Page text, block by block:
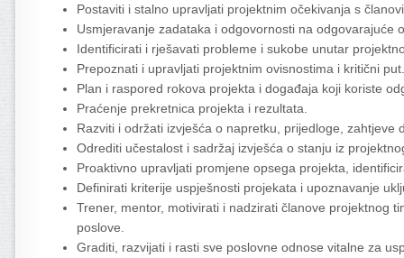
Postaviti i stalno upravljati projektnim očekivanja s
Usmjeravanje zadataka i odgovornosti na odgovarajuće
Identificirati i rješavati probleme i sukobe unutar
Prepoznati i upravljati projektnim ovisnostima i kritični put.
Plan i raspored rokova projekta i događaja koji koriste
Praćenje prekretnica projekta i rezultata.
Razviti i održati izvješća o napretku, prijedloge, zahtjeve
Odrediti učestalost i sadržaj izvješća o stanju iz
Proaktivno upravljati promjene opsega projekta,
Definirati kriterije uspješnosti projekata i upoznavanje
Trener, mentor, motivirati i nadzirati članove projektnog
poslove.
Graditi, razvijati i rasti sve poslovne odnose vitalne za